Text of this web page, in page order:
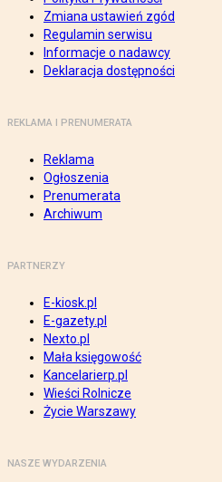
Zmiana ustawień zgód
Regulamin serwisu
Informacje o nadawcy
Deklaracja dostępności
REKLAMA I PRENUMERATA
Reklama
Ogłoszenia
Prenumerata
Archiwum
PARTNERZY
E-kiosk.pl
E-gazety.pl
Nexto.pl
Mała księgowość
Kancelarierp.pl
Wieści Rolnicze
Życie Warszawy
NASZE WYDARZENIA